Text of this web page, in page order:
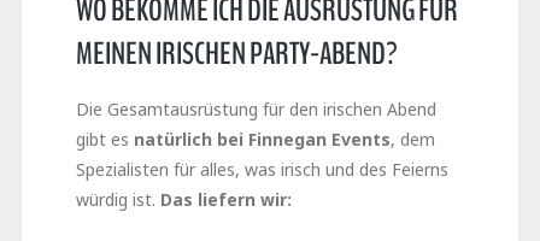
WO BEKOMME ICH DIE AUSRÜSTUNG FÜR
MEINEN IRISCHEN PARTY-ABEND?
Die Gesamtausrüstung für den irischen Abend
gibt es natürlich bei Finnegan Events, dem
Spezialisten für alles, was irisch und des Feierns
würdig ist. Das liefern wir: